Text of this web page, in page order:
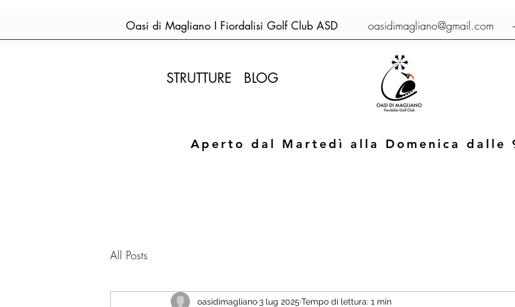
oasidimagliano@gmail.com
Oasi di Magliano I Fiordalisi Golf Club ASD
STRUTTURE BLOG
Aperto dal Martedì alla Domenica dalle
All Posts
oasidimagliano3 lug 2025 Tempo di lettura: 1 min